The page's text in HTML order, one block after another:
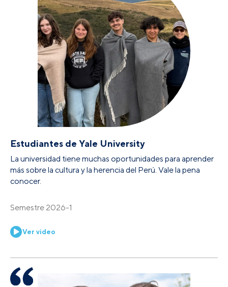
Estudiantes de Yale University
La universidad tiene muchas oportunidades para aprender
más sobre la cultura y la herencia del Perú. Vale la pena
conocer.
Semestre 2026-1
Ver video